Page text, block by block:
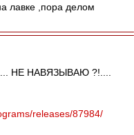
лавке ,пора делом
НЕ НАВЯЗЫВАЮ ?!....
releases/87984/